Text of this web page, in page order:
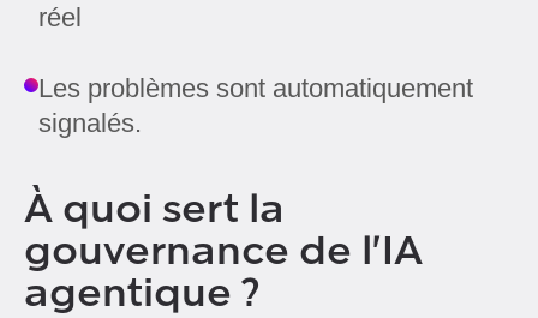
réel
Les problèmes sont automatiquement
signalés.
À quoi sert la
gouvernance de l'IA
agentique ?